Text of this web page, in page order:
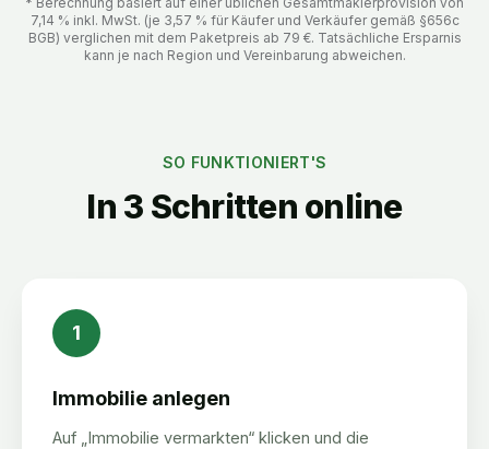
7,14 % inkl. MwSt. (je 3,57 % für Käufer und Verkäufer gemäß §656c
BGB) verglichen mit dem Paketpreis ab 79 €. Tatsächliche Ersparnis
kann je nach Region und Vereinbarung abweichen.
SO FUNKTIONIERT'S
In 3 Schritten online
1
Immobilie anlegen
Auf „Immobilie vermarkten“ klicken und die